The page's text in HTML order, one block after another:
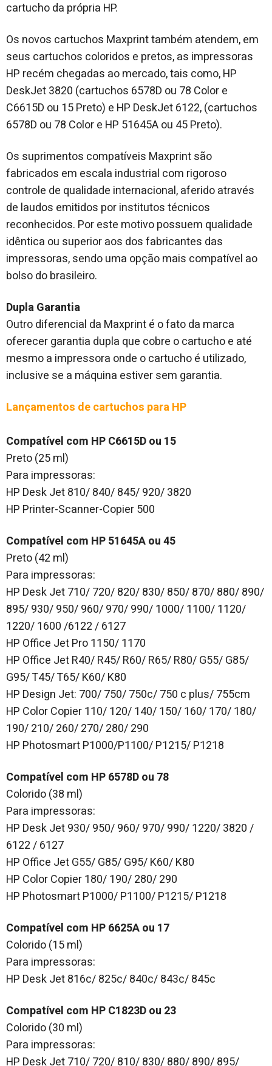
cartucho da própria HP.
Os novos cartuchos Maxprint também atendem, em
seus cartuchos coloridos e pretos, as impressoras
HP recém chegadas ao mercado, tais como, HP
DeskJet 3820 (cartuchos 6578D ou 78 Color e
C6615D ou 15 Preto) e HP DeskJet 6122, (cartuchos
6578D ou 78 Color e HP 51645A ou 45 Preto).
Os suprimentos compatíveis Maxprint são
fabricados em escala industrial com rigoroso
controle de qualidade internacional, aferido através
de laudos emitidos por institutos técnicos
reconhecidos. Por este motivo possuem qualidade
idêntica ou superior aos dos fabricantes das
impressoras, sendo uma opção mais compatível ao
bolso do brasileiro.
Dupla Garantia
Outro diferencial da Maxprint é o fato da marca
oferecer garantia dupla que cobre o cartucho e até
mesmo a impressora onde o cartucho é utilizado,
inclusive se a máquina estiver sem garantia.
Lançamentos de cartuchos para HP
Compatível com HP C6615D ou 15
Preto (25 ml)
Para impressoras:
HP Desk Jet 810/ 840/ 845/ 920/ 3820
HP Printer-Scanner-Copier 500
Compatível com HP 51645A ou 45
Preto (42 ml)
Para impressoras:
HP Desk Jet 710/ 720/ 820/ 830/ 850/ 870/ 880/ 890/
895/ 930/ 950/ 960/ 970/ 990/ 1000/ 1100/ 1120/
1220/ 1600 /6122 / 6127
HP Office Jet Pro 1150/ 1170
HP Office Jet R40/ R45/ R60/ R65/ R80/ G55/ G85/
G95/ T45/ T65/ K60/ K80
HP Design Jet: 700/ 750/ 750c/ 750 c plus/ 755cm
HP Color Copier 110/ 120/ 140/ 150/ 160/ 170/ 180/
190/ 210/ 260/ 270/ 280/ 290
HP Photosmart P1000/P1100/ P1215/ P1218
Compatível com HP 6578D ou 78
Colorido (38 ml)
Para impressoras:
HP Desk Jet 930/ 950/ 960/ 970/ 990/ 1220/ 3820 /
6122 / 6127
HP Office Jet G55/ G85/ G95/ K60/ K80
HP Color Copier 180/ 190/ 280/ 290
HP Photosmart P1000/ P1100/ P1215/ P1218
Compatível com HP 6625A ou 17
Colorido (15 ml)
Para impressoras:
HP Desk Jet 816c/ 825c/ 840c/ 843c/ 845c
Compatível com HP C1823D ou 23
Colorido (30 ml)
Para impressoras:
HP Desk Jet 710/ 720/ 810/ 830/ 880/ 890/ 895/